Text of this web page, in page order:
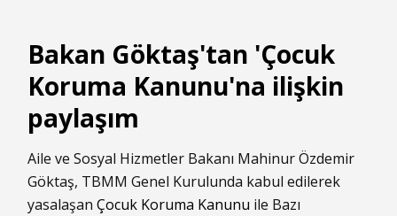
Bakan Göktaş'tan 'Çocuk
Koruma Kanunu'na ilişkin
paylaşım
Aile ve Sosyal Hizmetler Bakanı Mahinur Özdemir
Göktaş, TBMM Genel Kurulunda kabul edilerek
yasalaşan Çocuk Koruma Kanunu ile Bazı